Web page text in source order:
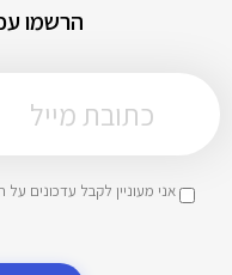
הרשמו
אני מעוניין לקבל עדכונים